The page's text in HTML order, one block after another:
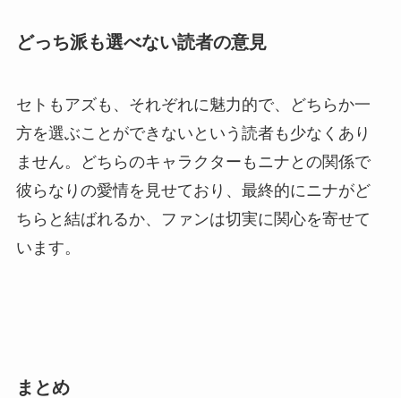
どっち派も選べない読者の意見
セトもアズも、それぞれに魅力的で、どちらか一
方を選ぶことができないという読者も少なくあり
ません。どちらのキャラクターもニナとの関係で
彼らなりの愛情を見せており、最終的にニナがど
ちらと結ばれるか、ファンは切実に関心を寄せて
います。
まとめ